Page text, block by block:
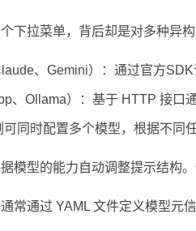
下拉菜单，背后却是对多种异
、Gemini）：通过官方
、Ollama）：基于 HTTP 接
可同时配置多个模型，根据不同
模型的能力自动调整提示结构
常通过 YAML 文件定义模型元